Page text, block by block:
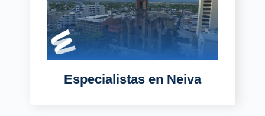
Especialistas en Neiva